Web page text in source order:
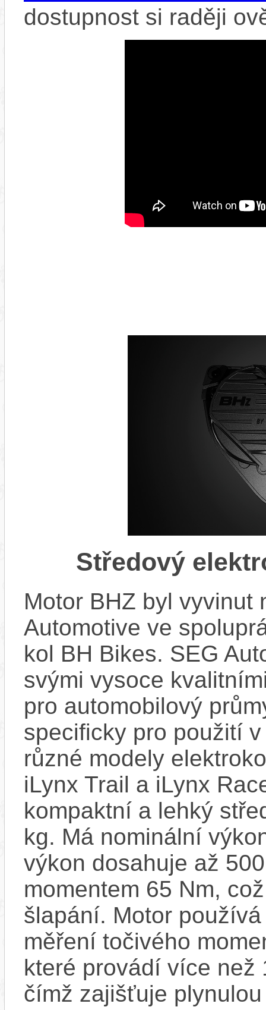
dostupnost si raději
Středový
Motor BHZ byl vyvinut
Automotive ve
kol BH Bikes. SEG
svými vysoce
pro automobilový
specificky pro použití
různé modely
iLynx Trail a iLynx
kompaktní a lehký
kg. Má nominální
výkon dosahuje až
momentem 65 Nm,
šlapání. Motor
měření točivého
které provádí více než
čímž zajišťuje